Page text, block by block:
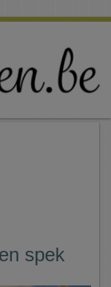
spek